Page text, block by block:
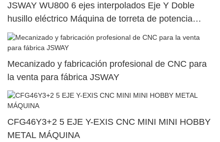
JSWAY WU800 6 ejes interpolados Eje Y Doble
husillo eléctrico Máquina de torreta de potencia
superior dual7
Mecanizado y fabricación profesional de CNC para
la venta para fábrica JSWAY
CFG46Y3+2 5 EJE Y-EXIS CNC MINI MINI HOBBY
METAL MÁQUINA